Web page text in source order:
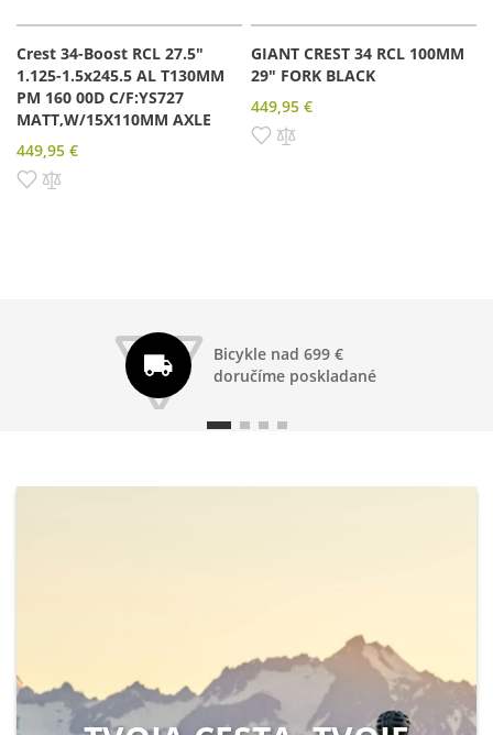
Crest 34-Boost RCL 27.5"
1.125-1.5x245.5 AL T130MM
PM 160 00D C/F:YS727
MATT,W/15X110MM AXLE
449,95 €
Pridať do zoznamu prianí
GIANT CREST 34 RCL 100MM
29" FORK BLACK
449,95 €
Pridať do zoznamu prianí
Bicykle nad 699 €
doručíme poskladané